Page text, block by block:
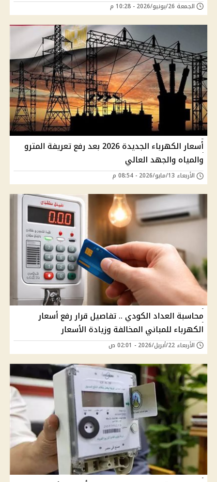
الجمعة 26/يونيو/2026 - 10:28 م
أسعار الكهرباء الجديدة 2026 بعد رفع تعريفة المترو
والمياه والجهد العالي
الأربعاء 13/مايو/2026 - 08:54 م
محاسبة العداد الكودي .. تفاصيل قرار رفع أسعار
الكهرباء للمباني المخالفة وزيادة الأسعار
الأربعاء 22/أبريل/2026 - 02:01 ص